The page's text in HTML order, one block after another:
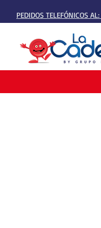
PEDIDOS TELEFÓNICOS AL: